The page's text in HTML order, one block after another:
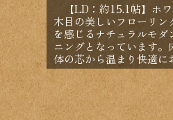
【LD：約15.1帖】ホワ
木目の美しいフローリン
を感じるナチュラルモダ
ニングとなっています
体の芯から温まり快適に